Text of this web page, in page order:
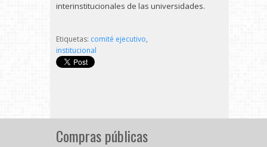
interinstitucionales de las universidades.
Etiquetas: comité ejecutivo,
institucional
Compras públicas